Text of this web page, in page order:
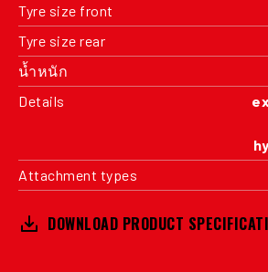
Tyre size front
Tyre size rear
น้ำหนัก
Details
Attachment types
DOWNLOAD PRODUCT